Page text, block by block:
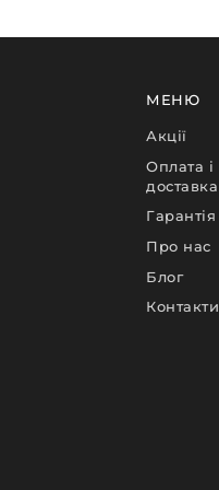
МЕНЮ
Акції
Оплата і
доставка
Гарантія
Про нас
Блог
Контакти